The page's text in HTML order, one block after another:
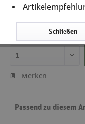
11,95 €
inkl. MwSt.zzgl.
Lieferzeit ca. 5 Tage
Merken
Passend zu diesem
Schließen